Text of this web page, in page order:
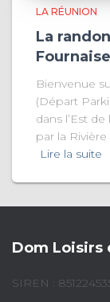
LA RÉUNION
La
Fournaise
Bienvenue
(Départ
dans l’Est
par la
Lire la suite
Dom Loisirs
SIREN :